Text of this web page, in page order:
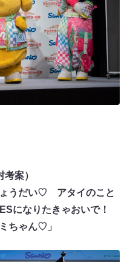
案）
ょうだい♡ アタイのこと
になりたきゃおいで！
ちゃん♡」